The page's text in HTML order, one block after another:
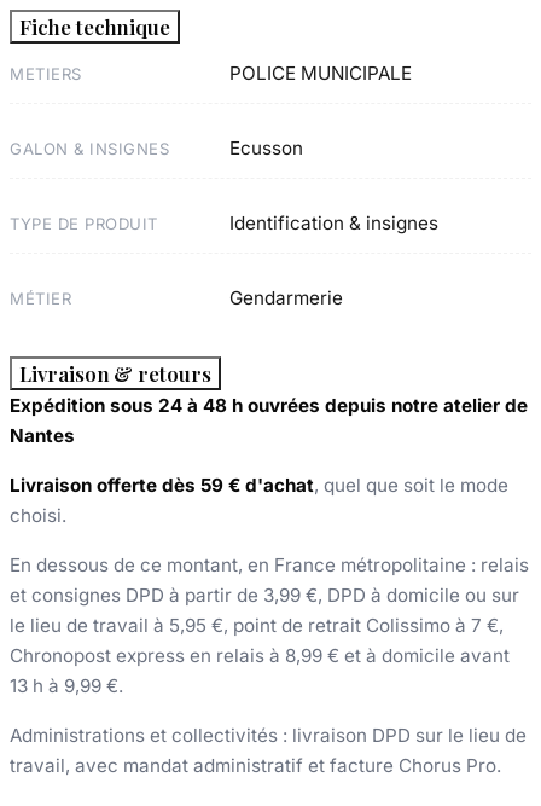
Fiche technique
METIERS POLICE MUNICIPALE
GALON & INSIGNES Ecusson
TYPE DE PRODUIT Identification & insignes
MÉTIER Gendarmerie
Livraison & retours
Expédition sous 24 à 48 h ouvrées depuis notre atelier de
Nantes
Livraison offerte dès 59 € d'achat, quel que soit le mode
choisi.
En dessous de ce montant, en France métropolitaine : relais
et consignes DPD à partir de 3,99 €, DPD à domicile ou sur
le lieu de travail à 5,95 €, point de retrait Colissimo à 7 €,
Chronopost express en relais à 8,99 € et à domicile avant
13 h à 9,99 €.
Administrations et collectivités : livraison DPD sur le lieu de
travail, avec mandat administratif et facture Chorus Pro.